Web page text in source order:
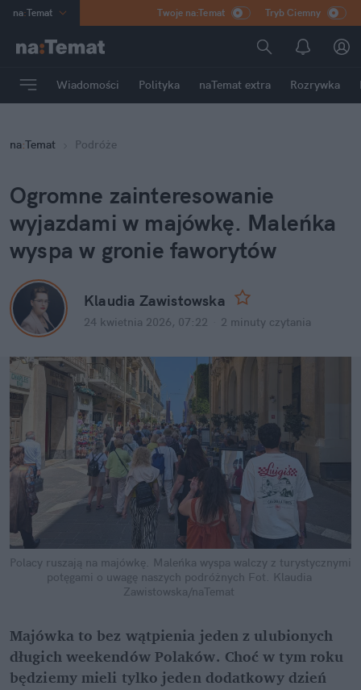
na:Temat
Poland
mama
Rozrywka
Twoje na:Temat Tryb Ciemny
Wiadomości Polityka naTemat extra Rozrywka
na:Temat Podróże
Ogromne zainteresowanie
wyjazdami w majówkę. Maleńka
wyspa w gronie faworytów
Klaudia Zawistowska
24 kwietnia 2026, 07:22 2 minuty czytania
Polacy ruszają na majówkę. Maleńka wyspa walczy z turystycznymi
potęgami o uwagę naszych podróżnych Fot. Klaudia
Zawistowska/naTemat
Majówka to bez wątpienia jeden z ulubionych
długich weekendów Polaków. Choć w tym roku
będziemy mieli tylko jeden dodatkowy dzień